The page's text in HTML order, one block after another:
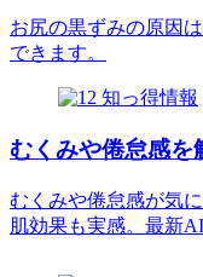
お尻の黒ずみの原因
できます。
知っ得情報
むくみや倦怠感を
むくみや倦怠感が気
肌効果も実感。最新